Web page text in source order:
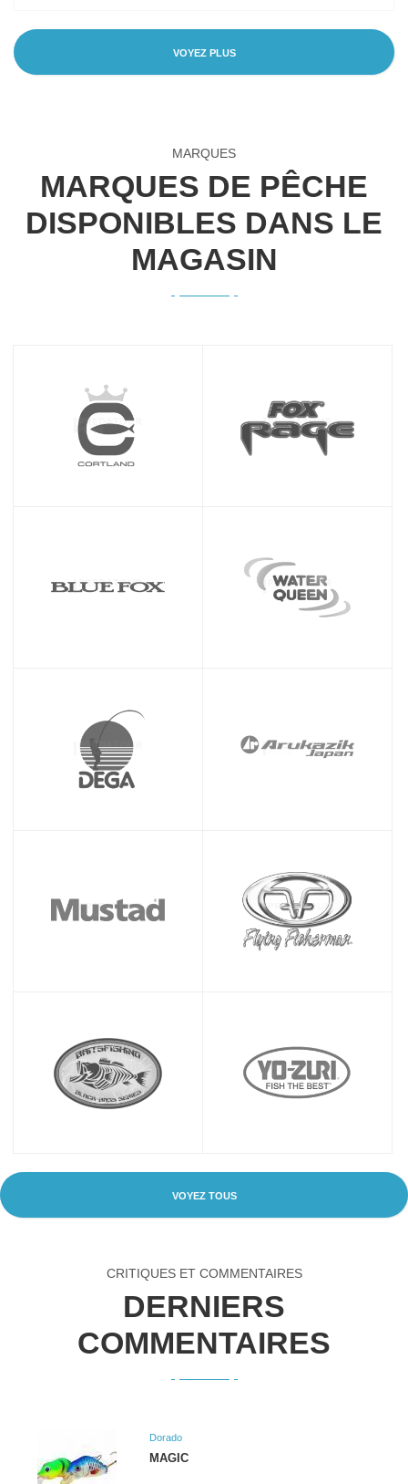
VOYEZ PLUS
MARQUES
MARQUES DE PÊCHE
DISPONIBLES DANS LE
MAGASIN
VOYEZ TOUS
CRITIQUES ET COMMENTAIRES
DERNIERS
COMMENTAIRES
Dorado
MAGIC